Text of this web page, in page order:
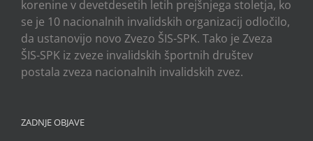
korenine v devetdesetih letih prejšnjega stoletja, ko
se je 10 nacionalnih invalidskih organizacij odločilo,
da ustanovijo novo Zvezo ŠIS-SPK. Tako je Zveza
ŠIS-SPK iz zveze invalidskih športnih društev
postala zveza nacionalnih invalidskih zvez.
ZADNJE OBJAVE